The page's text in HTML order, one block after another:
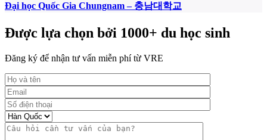
Đại học Quốc Gia Chungnam – 충남대학교
Được lựa chọn bởi 1000+ du học sinh
Đăng ký để nhận tư vấn miễn phí từ VRE